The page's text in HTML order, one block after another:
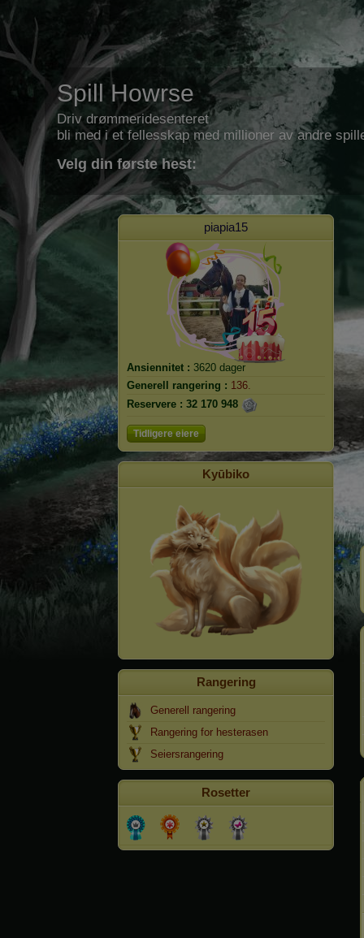
Spill Howrse
Driv drømmeridesenteret
bli med i et fellesskap med millioner av andre
Velg din første hest:
piapia15
Ansiennitet : 3620 dager
Generell rangering : 136.
Reservere : 32 170 948
Tidligere eiere
Kyūbiko
Rangering
Generell rangering
Rangering for hesterasen
Seiersrangering
Rosetter